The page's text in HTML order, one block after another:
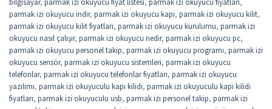
parmak izi okuyucu indir, parmak izi okuyucu kapı, parmak izi okuyucu kilit,
parmak izi okuyucu kilit fiyatları, parmak izi okuyucu kurulumu, parmak izi
okuyucu nasıl çalışır, parmak izi okuyucu nedir, parmak izi okuyucu pc,
parmak izi okuyucu personel takip, parmak izi okuyucu programı, parmak izi
okuyucu sensör, parmak izi okuyucu sistemleri, parmak izi okuyucu
telefonlar, parmak izi okuyucu telefonlar fiyatları, parmak izi okuyucu
yazılımı, parmak izi okuyuculu kapı kilidi, parmak izi okuyuculu kapı kilidi
fiyatları, parmak izi okuyuculu usb, parmak izi personel takip, parmak izi